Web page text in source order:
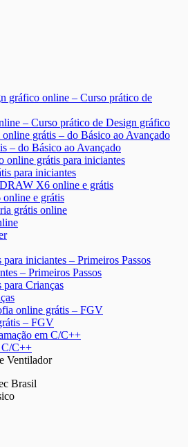
– Curso prático de Design gráfico
– do Básico ao Avançado
para iniciantes
e grátis
– Primeiros Passos
– FGV
C/C++
Brasil